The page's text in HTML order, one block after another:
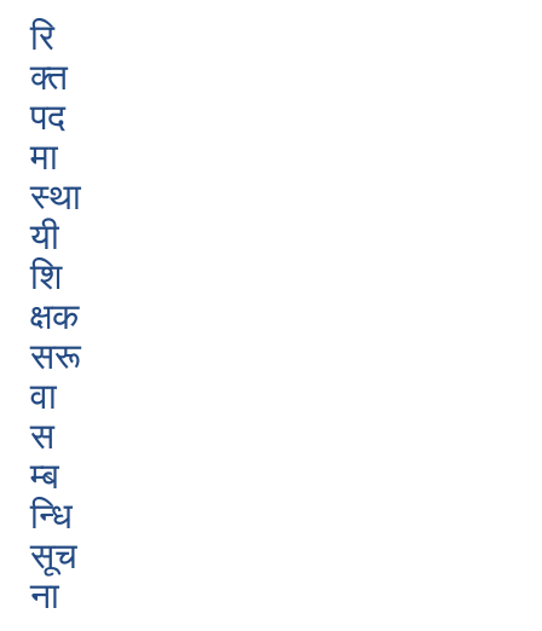
रि
क्त
पद
मा
स्था
यी
शि
क्षक
सरू
वा
स
म्ब
न्धि
सूच
ना